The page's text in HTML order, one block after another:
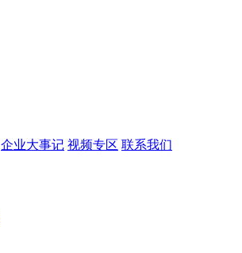
企业⼤事记 视频专区 联系我们